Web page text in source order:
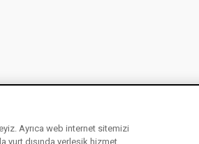
Ayrıca web internet sitemizi
yurt dışında yerleşik hizmet